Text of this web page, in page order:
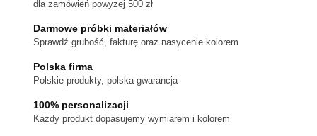
wybrać
stronie
produktu
dla zamówień powyżej 500 zł
Darmowe próbki materiałów
Sprawdź grubość, fakturę oraz nasycenie kolorem
Polska firma
Polskie produkty, polska gwarancja
100% personalizacji
Kazdy produkt dopasujemy wymiarem i kolorem